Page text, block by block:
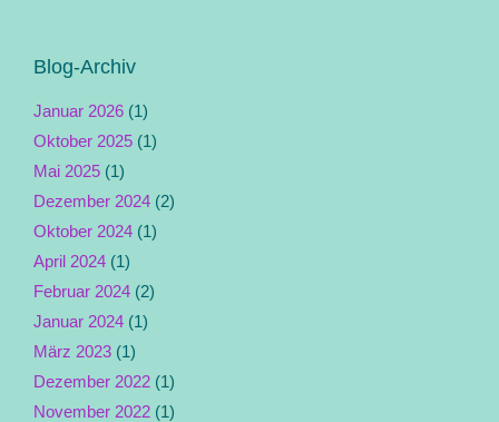
Blog-Archiv
Januar 2026 (1)
Oktober 2025 (1)
Mai 2025 (1)
Dezember 2024 (2)
Oktober 2024 (1)
April 2024 (1)
Februar 2024 (2)
Januar 2024 (1)
März 2023 (1)
Dezember 2022 (1)
November 2022 (1)